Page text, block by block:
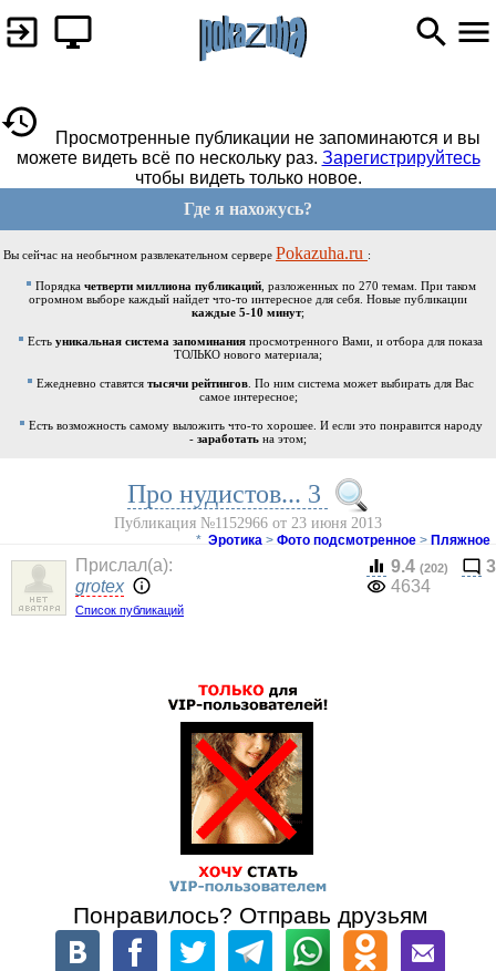
Просмотренные публикации не запоминаются и вы
можете видеть всё по нескольку раз. Зарегистрируйтесь
чтобы видеть только новое.
Где я нахожусь?
Вы сейчас на необычном развлекательном сервере Pokazuha.ru :
Порядка четверти миллиона публикаций, разложенных по 270 темам. При таком
огромном выборе каждый найдет что-то интересное для себя. Новые публикации
каждые 5-10 минут;
Есть уникальная система запоминания просмотренного Вами, и отбора для показа
ТОЛЬКО нового материала;
Ежедневно ставятся тысячи рейтингов . По ним система может выбирать для Вас
самое интересное;
Есть возможность самому выложить что-то хорошее. И если это понравится народу
- заработать на этом;
Про нудистов... 3
Публикация №1152966 от 23 июня 2013
* Эротика > Фото подсмотренное > Пляжное
Прислал(a):
grotex
Список публикаций
9.4 (202)
3
4634
Понравилось? Отправь друзьям